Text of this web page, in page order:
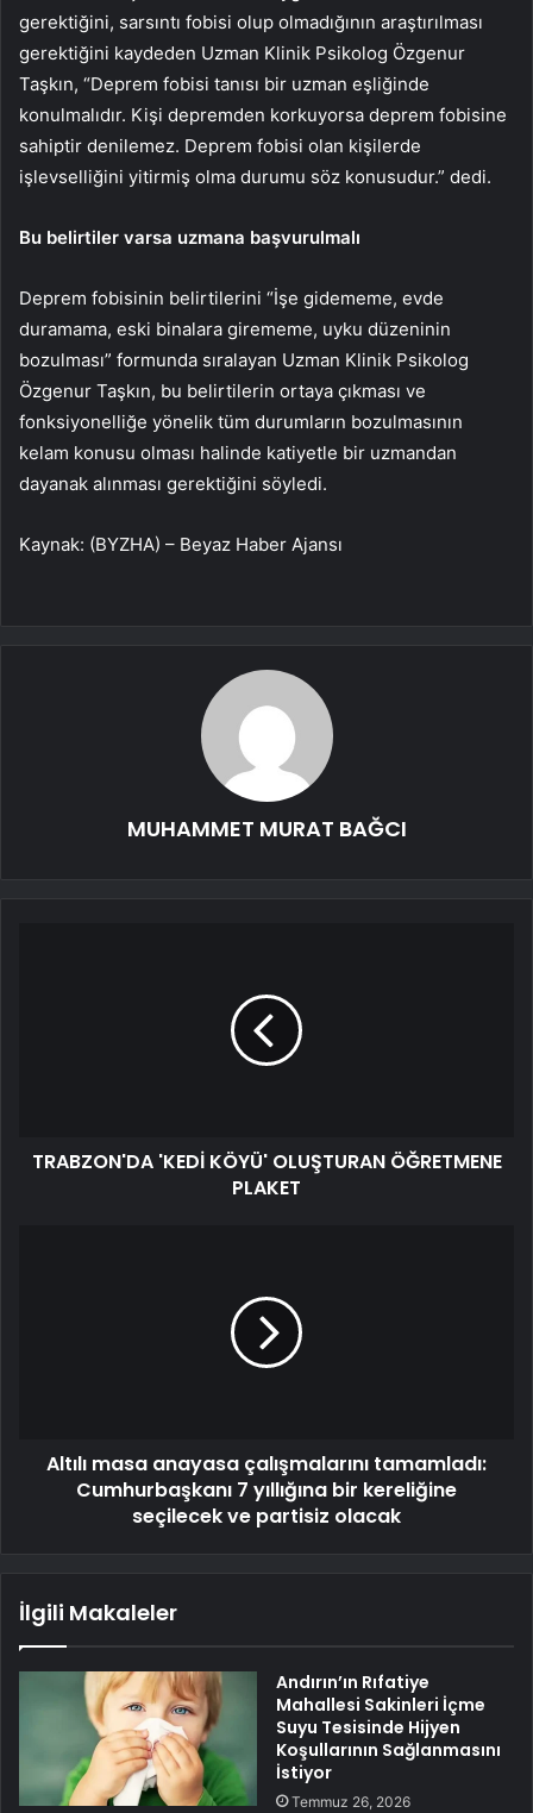
gerektiğini, sarsıntı fobisi olup olmadığının araştırılması
gerektiğini kaydeden Uzman Klinik Psikolog Özgenur
Taşkın, “Deprem fobisi tanısı bir uzman eşliğinde
konulmalıdır. Kişi depremden korkuyorsa deprem fobisine
sahiptir denilemez. Deprem fobisi olan kişilerde
işlevselliğini yitirmiş olma durumu söz konusudur.” dedi.
Bu belirtiler varsa uzmana başvurulmalı
Deprem fobisinin belirtilerini “İşe gidememe, evde
duramama, eski binalara girememe, uyku düzeninin
bozulması” formunda sıralayan Uzman Klinik Psikolog
Özgenur Taşkın, bu belirtilerin ortaya çıkması ve
fonksiyonelliğe yönelik tüm durumların bozulmasının
kelam konusu olması halinde katiyetle bir uzmandan
dayanak alınması gerektiğini söyledi.
Kaynak: (BYZHA) – Beyaz Haber Ajansı
MUHAMMET MURAT BAĞCI
TRABZON'DA 'KEDİ KÖYÜ' OLUŞTURAN ÖĞRETMENE
PLAKET
Altılı masa anayasa çalışmalarını tamamladı:
Cumhurbaşkanı 7 yıllığına bir kereliğine
seçilecek ve partisiz olacak
İlgili Makaleler
Andırın’ın Rıfatiye
Mahallesi Sakinleri İçme
Suyu Tesisinde Hijyen
Koşullarının Sağlanmasını
İstiyor
Temmuz 26, 2026